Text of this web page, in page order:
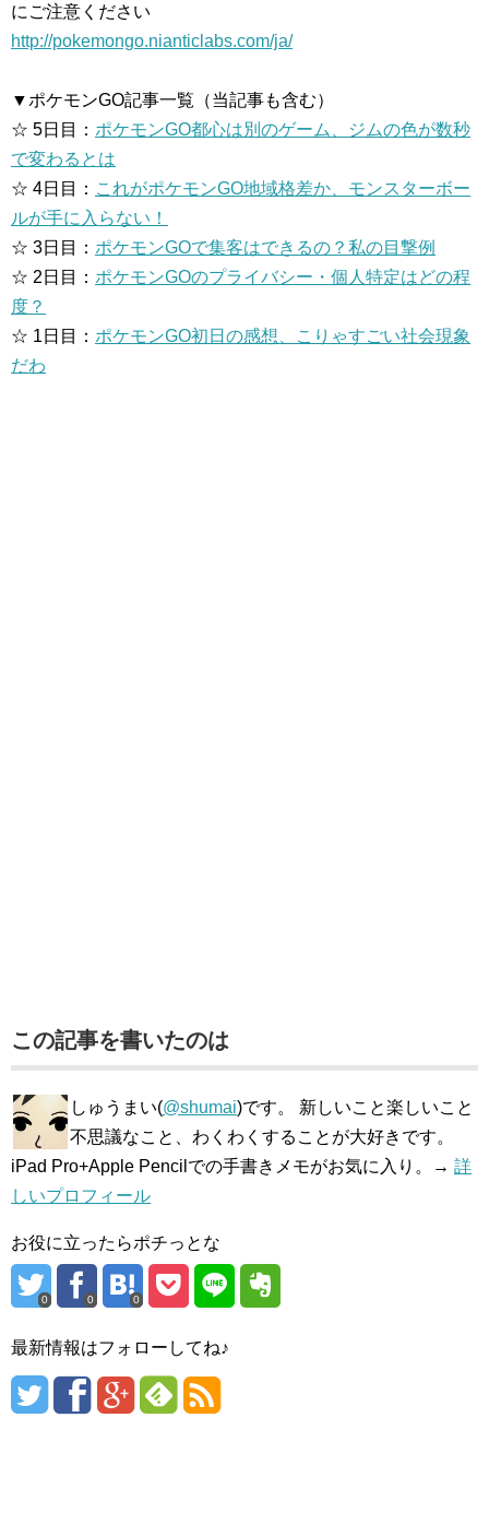
にご注意ください
http://pokemongo.nianticlabs.com/ja/
▼ポケモンGO記事一覧（当記事も含む）
☆ 5日目： ポケモンGO都心は別のゲーム、ジムの色が数秒
で変わるとは
☆ 4日目： これがポケモンGO地域格差か、モンスターボー
ルが手に入らない！
☆ 3日目： ポケモンGOで集客はできるの？私の目撃例
☆ 2日目： ポケモンGOのプライバシー・個人特定はどの程
度？
☆ 1日目： ポケモンGO初日の感想、こりゃすごい社会現象
だわ
この記事を書いたのは
しゅうまい(@shumai)です。 新しいこと楽しいこと
不思議なこと、わくわくすることが大好きです。
iPad Pro+Apple Pencilでの手書きメモがお気に入り。→ 詳
しいプロフィール
お役に立ったらポチっとな
0 0 0
最新情報はフォローしてね♪